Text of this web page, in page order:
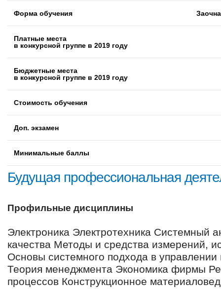
Форма обучения
Платные места
в конкурсной группе в 2019 году
Бюджетные места
в конкурсной группе в 2019 году
Стоимость обучения
Доп. экзамен
Минимальные баллы
Будущая профессиональная
Профильные дисциплины
Электроника Электротехника Системный
качества Методы и средства измерений,
Основы системного подхода в управлении
Теория менеджмента Экономика фирмы
процессов Конструкционное